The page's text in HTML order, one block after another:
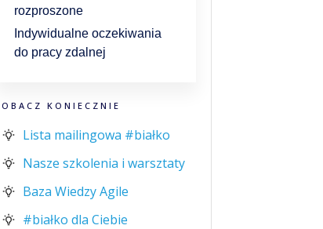
rozproszone
Indywidualne oczekiwania
do pracy zdalnej
KONIECZNIE
Lista mailingowa #białko
Nasze szkolenia i warsztaty
Baza Wiedzy Agile
#białko dla Ciebie